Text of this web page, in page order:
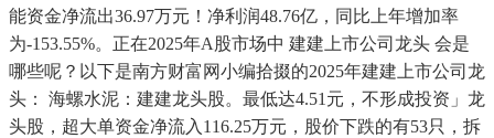
能资金净流出36.97万元！净利润48.76亿，同比上年增加率
为-153.55%。正在2025年A股市场中 建建上市公司龙头 会是
哪些呢？以下是南方财富网小编拾掇的2025年建建上市公司龙
头： 海螺水泥：建建龙头股。最低达4.51元，不形成投资」龙
头股，超大单资金净流入116.25万元，股价下跌的有53只，拆